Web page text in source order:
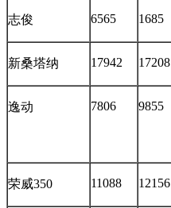
志俊 6565 1685
新桑塔纳 17942 17208
逸动 7806 9855
荣威350 11088 12156